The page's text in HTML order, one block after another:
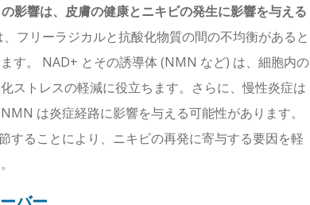
影響は、皮膚の健康とニキビの発生に影響を与える
フリーラジカルと抗酸化物質の間の不均衡があると
す。 NAD+ とその誘導体 (NMN など) は、細胞内の
ストレスの軽減に役立ちます。さらに、慢性炎症は
は炎症経路に影響を与える可能性があります。
することにより、ニキビの再発に寄与する要因を軽